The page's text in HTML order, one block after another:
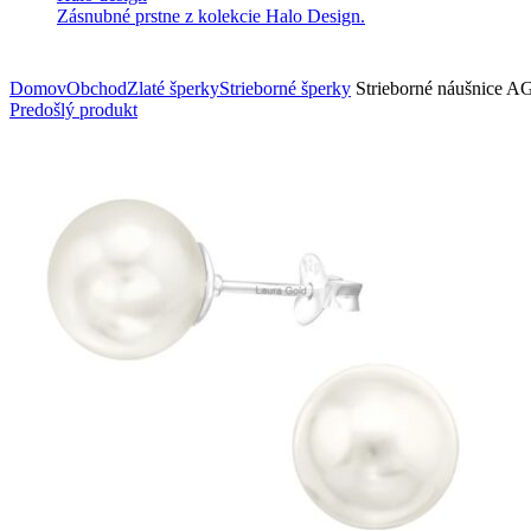
Zásnubné prstne z kolekcie Halo Design.
DomovObchodZlaté šperkyStrieborné šperky Strieborné náušnice
Predošlý produkt